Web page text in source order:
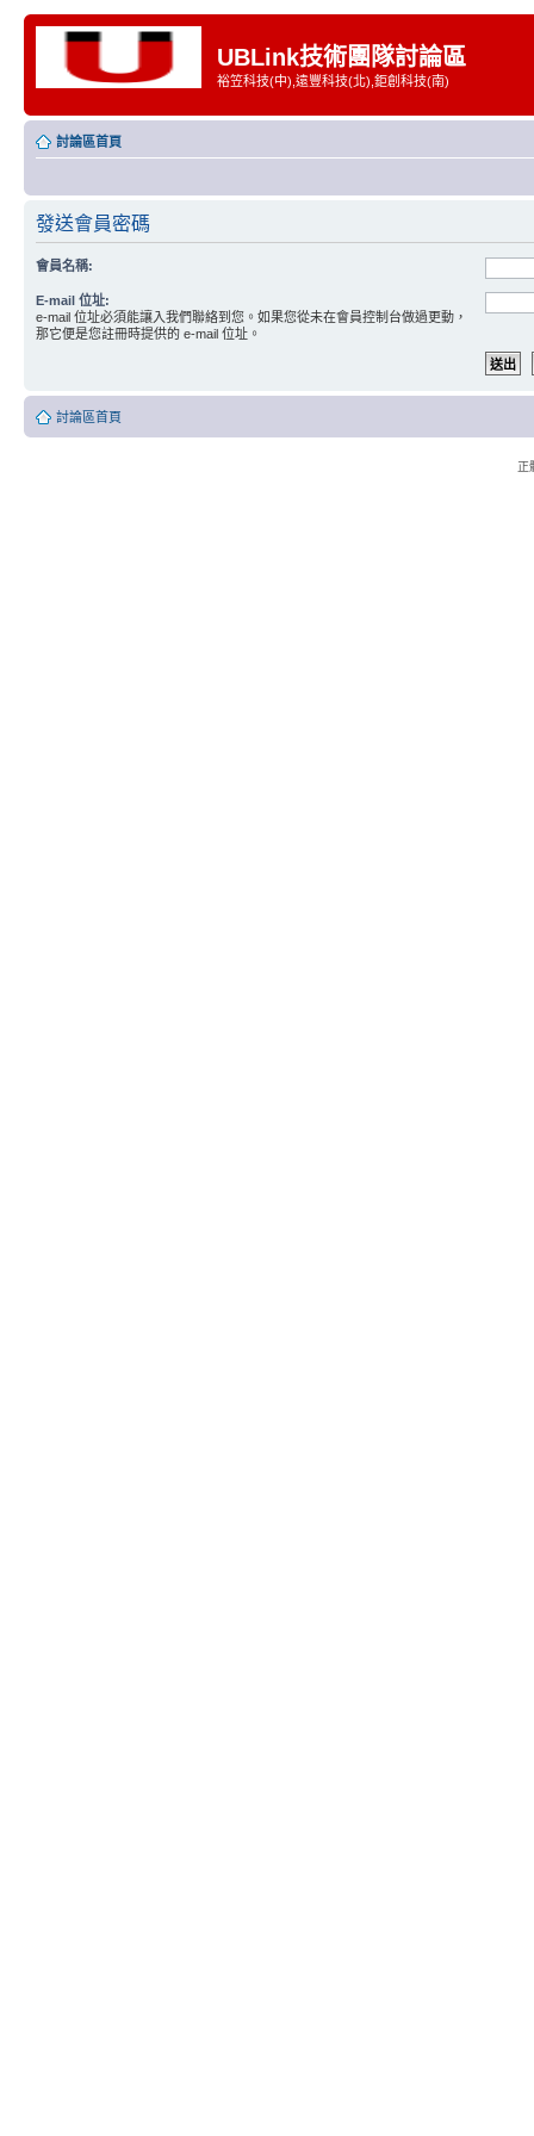
UBLink技術團隊討論區
裕笠科技(中),遠豐科技(北),鉅創科技(南)
討論區首頁
發送會員密碼
會員名稱:
E-mail 位址:
e-mail 位址必須能讓入我們聯絡到您。如果您從未在會員控制台做過更動，
那它便是您註冊時提供的 e-mail 位址。
討論區首頁
正